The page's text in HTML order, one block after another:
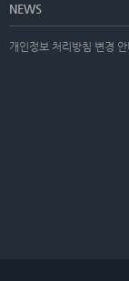
NEWS
개인정보 처리방침 변경